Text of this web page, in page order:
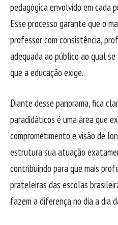
pedagógica envolvido em cada
Esse processo garante que o
professor com consistência,
adequada ao público ao qual
que a educação exige.
Diante desse panorama, fica
paradidáticos é uma área que
comprometimento e visão de
estrutura sua atuação
contribuindo para que mais
prateleiras das escolas
fazem a diferença no dia a dia